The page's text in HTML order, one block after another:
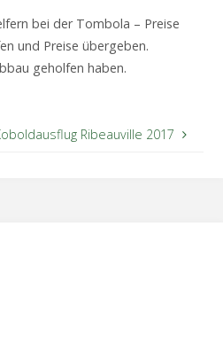
bei der Tombola – Preise
und Preise übergeben.
geholfen haben.
Ribeauville 2017